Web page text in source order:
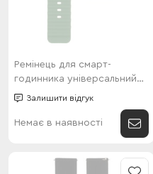
Ремінець для смарт-
годинника універсальний
Flat marine style (22мм)
Залишити відгук
Немає в наявності